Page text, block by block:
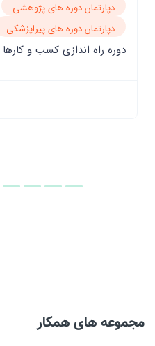
دپارتمان دوره های پژوهشی
دپارتمان دوره های پیراپزشکی
دوره راه اندازی کسب و کارها با
مجموعه های همکار